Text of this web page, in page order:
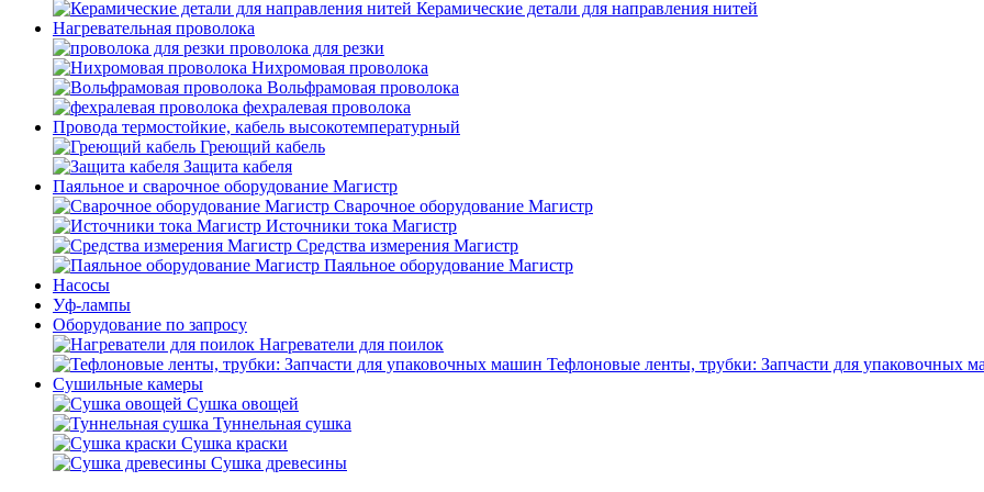
Керамические детали для направления нитей
Нагревательная проволока
проволока для резки
Нихромовая проволока
Вольфрамовая проволока
фехралевая проволока
Провода термостойкие, кабель высокотемпературный
Греющий кабель
Защита кабеля
Паяльное и сварочное оборудование Магистр
Сварочное оборудование Магистр
Источники тока Магистр
Средства измерения Магистр
Паяльное оборудование Магистр
Насосы
Уф-лампы
Оборудование по запросу
Нагреватели для поилок
Тефлоновые ленты, трубки: Запчасти для упаковочных
Сушильные камеры
Сушка овощей
Туннельная сушка
Сушка краски
Сушка древесины